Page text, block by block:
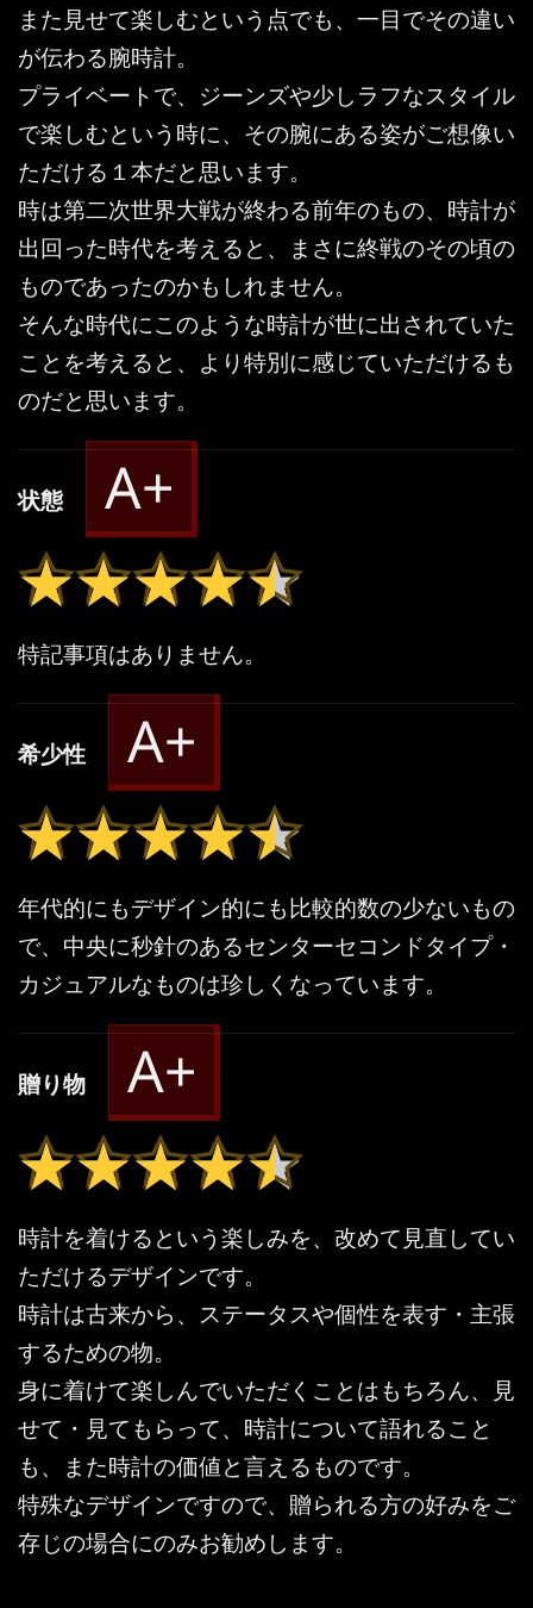
また見せて楽しむという点でも、一目でその違い
が伝わる腕時計。
プライベートで、ジーンズや少しラフなスタイル
で楽しむという時に、その腕にある姿がご想像い
ただける１本だと思います。
時は第二次世界大戦が終わる前年のもの、時計が
出回った時代を考えると、まさに終戦のその頃の
ものであったのかもしれません。
そんな時代にこのような時計が世に出されていた
ことを考えると、より特別に感じていただけるも
のだと思います。
状態 A+
★★★★★
★★★★★
特記事項はありません。
希少性 A+
★★★★★
★★★★★
年代的にもデザイン的にも比較的数の少ないもの
で、中央に秒針のあるセンターセコンドタイプ・
カジュアルなものは珍しくなっています。
贈り物 A+
★★★★★
★★★★★
時計を着けるという楽しみを、改めて見直してい
ただけるデザインです。
時計は古来から、ステータスや個性を表す・主張
するための物。
身に着けて楽しんでいただくことはもちろん、見
せて・見てもらって、時計について語れること
も、また時計の価値と言えるものです。
特殊なデザインですので、贈られる方の好みをご
存じの場合にのみお勧めします。